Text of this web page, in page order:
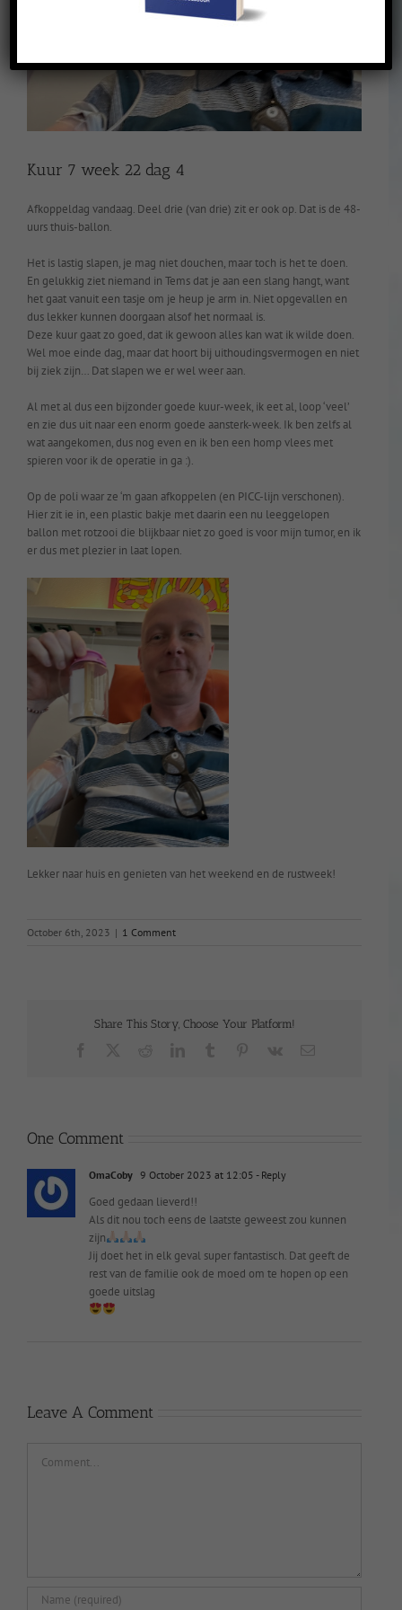
Kuur 7 week 22 dag 4
Afkoppeldag vandaag. Deel drie (van drie) zit er ook op. Dat is de 48-
uurs thuis-ballon.
Het is lastig slapen, je mag niet douchen, maar toch is het te doen.
En gelukkig ziet niemand in Tems dat je aan een slang hangt, want
het gaat vanuit een tasje om je heup je arm in. Niet opgevallen en
dus lekker kunnen doorgaan alsof het normaal is.
Deze kuur gaat zo goed, dat ik gewoon alles kan wat ik wilde doen.
Wel moe einde dag, maar dat hoort bij uithoudingsvermogen en niet
bij ziek zijn… Dat slapen we er wel weer aan.
Al met al dus een bijzonder goede kuur-week, ik eet al, loop ‘veel’
en zie dus uit naar een enorm goede aansterk-week. Ik ben zelfs al
wat aangekomen, dus nog even en ik ben een homp vlees met
spieren voor ik de operatie in ga :).
Op de poli waar ze ‘m gaan afkoppelen (en PICC-lijn verschonen).
Hier zit ie in, een plastic bakje met daarin een nu leeggelopen
ballon met rotzooi die blijkbaar niet zo goed is voor mijn tumor, en ik
er dus met plezier in laat lopen.
Lekker naar huis en genieten van het weekend en de rustweek!
October 6th, 2023 | 1 Comment
Share This Story, Choose Your Platform!
One Comment
OmaCoby 9 October 2023 at 12:05 - Reply
Goed gedaan lieverd!!
Als dit nou toch eens de laatste geweest zou kunnen
zijn
Jij doet het in elk geval super fantastisch. Dat geeft de
rest van de familie ook de moed om te hopen op een
goede uitslag
Leave A Comment